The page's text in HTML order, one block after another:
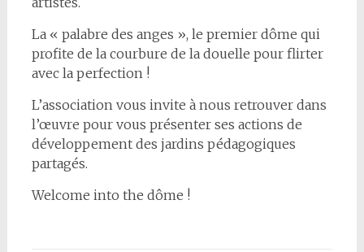
La « palabre des anges », le premier dôme qui
profite de la courbure de la douelle pour flirter
avec la perfection !
L’association vous invite à nous retrouver dans
l’œuvre pour vous présenter ses actions de
développement des jardins pédagogiques
partagés.
Welcome into the dôme !